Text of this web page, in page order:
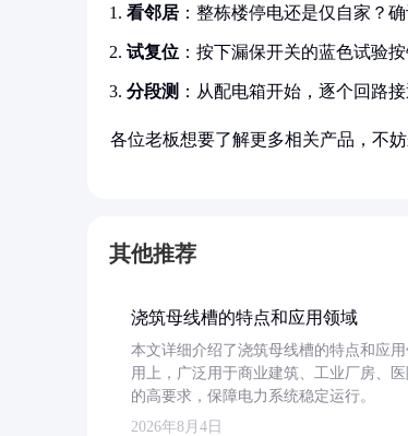
看邻居 ：整栋楼停电还是仅自家？
试复位 ：按下漏保开关的蓝色试验
分段测 ：从配电箱开始，逐个回路
各位老板想要了解更多相关产品，不
其他推荐
浇筑母线槽的特点和应用领域
本文详细介绍了浇筑母线槽的特点和应
用上，广泛用于商业建筑、工业厂房、
的高要求，保障电力系统稳定运行。
2026年8月4日